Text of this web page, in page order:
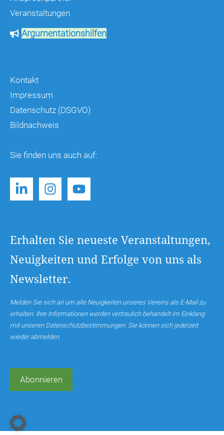
Veranstaltungen
Argumentationshilfen
Kontakt
Impressum
Datenschutz (DSGVO)
Bildnachweis
Sie finden uns auch auf:
Erhalten Sie neueste Veranstaltungen,
Neuigkeiten und Erfolge von uns als
Newsletter.
Melden Sie sich an um alle Neuigkeiten unseres Vereins als E-Mail zu
erhalten. Ihre Informationen werden vertraulich behandelt im Einklang
mit unseren Datenschutzbestimmungen. Sie können sich jederzeit
wieder abmelden.
Abonnieren